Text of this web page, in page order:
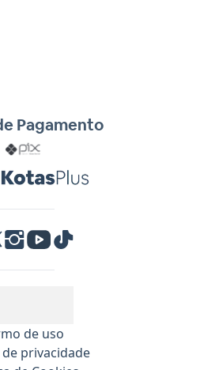
Pagamento
de uso
privacidade